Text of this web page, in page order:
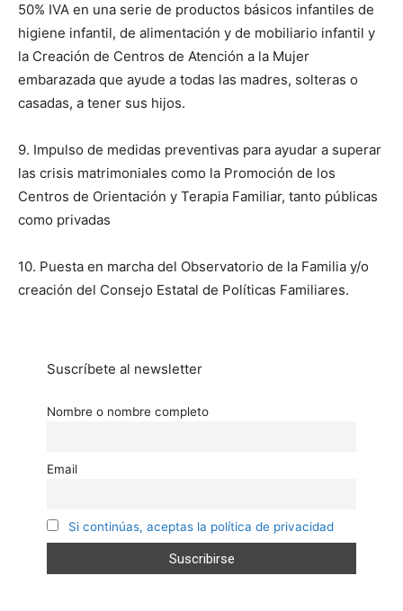
50% IVA en una serie de productos básicos infantiles de
higiene infantil, de alimentación y de mobiliario infantil y
la Creación de Centros de Atención a la Mujer
embarazada que ayude a todas las madres, solteras o
casadas, a tener sus hijos.
9. Impulso de medidas preventivas para ayudar a superar
las crisis matrimoniales como la Promoción de los
Centros de Orientación y Terapia Familiar, tanto públicas
como privadas
10. Puesta en marcha del Observatorio de la Familia y/o
creación del Consejo Estatal de Políticas Familiares.
Suscríbete al newsletter
Nombre o nombre completo
Email
Si continúas, aceptas la política de privacidad